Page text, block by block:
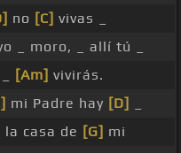
no [C] vivas _
_ moro, _ allí tú _
[Am] vivirás.
mi Padre hay [D]
la casa de [G] mi